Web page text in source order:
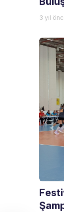
3 yıl